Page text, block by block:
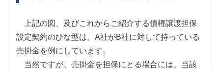
上記の図、及びこれからご紹介する債権譲渡担保
設定契約のひな型は、 A社がB社に対して持っている
売掛金を例にしています。
当然ですが、売掛金を担保にとる場合には、当該